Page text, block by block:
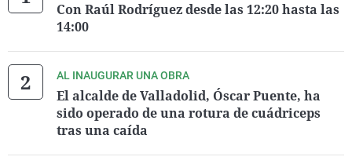
Con Raúl Rodríguez desde las 12:20 hasta las
14:00
AL INAUGURAR UNA OBRA
El alcalde de Valladolid, Óscar Puente, ha
sido operado de una rotura de cuádriceps
tras una caída